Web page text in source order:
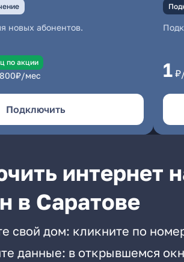
новых абонентов.
по акции
800₽/мес
Подключить
1
интернет
в Саратове
свой дом: кликните по
данные: в открывшемся